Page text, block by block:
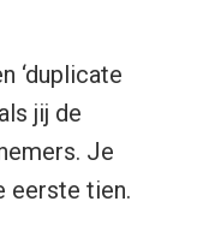
‘duplicate
jij de
Je
eerste tien.